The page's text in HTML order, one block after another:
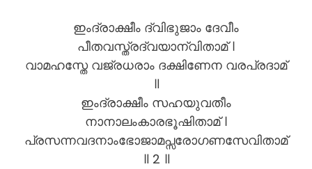
ഇംദ്രാക്ഷീം ദ്വിഭുജാം ദേവീം
പീതവസ്ത്രദ്വയാന്വിതാമ് ।
വാമഹസ്തേ വജ്രധരാം ദക്ഷിണേന വരപ്രദാമ്
॥
ഇംദ്രാക്ഷീം സഹയുവതീം
നാനാലംകാരഭൂഷിതാമ് ।
പ്രസന്നവദനാംഭോജാമപ്സരോഗണസേവിതാമ്
॥ 2 ॥